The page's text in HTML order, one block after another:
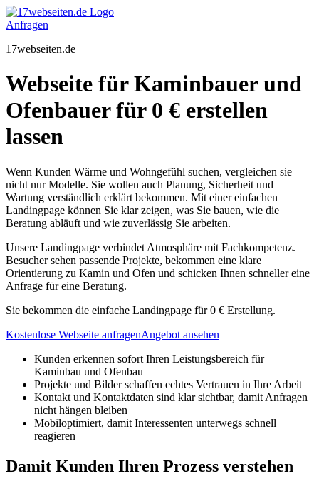
Zum
Inhalt
Anfragen
17webseiten.de
Webseite für Kaminbauer und
Ofenbauer für 0 € erstellen
lassen
Wenn Kunden Wärme und Wohngefühl suchen, vergleichen sie
nicht nur Modelle. Sie wollen auch Planung, Sicherheit und
Wartung verständlich erklärt bekommen. Mit einer einfachen
Landingpage können Sie klar zeigen, was Sie bauen, wie die
Beratung abläuft und wie zuverlässig Sie arbeiten.
Unsere Landingpage verbindet Atmosphäre mit Fachkompetenz.
Besucher sehen passende Projekte, bekommen eine klare
Orientierung zu Kamin und Ofen und schicken Ihnen schneller eine
Anfrage für eine Beratung.
Sie bekommen die einfache Landingpage für 0 € Erstellung.
Kostenlose Webseite anfragenAngebot ansehen
Kunden erkennen sofort Ihren Leistungsbereich für
Kaminbau und Ofenbau
Projekte und Bilder schaffen echtes Vertrauen in Ihre Arbeit
Kontakt und Kontaktdaten sind klar sichtbar, damit Anfragen
nicht hängen bleiben
Mobiloptimiert, damit Interessenten unterwegs schnell
reagieren
Damit Kunden Ihren Prozess verstehen